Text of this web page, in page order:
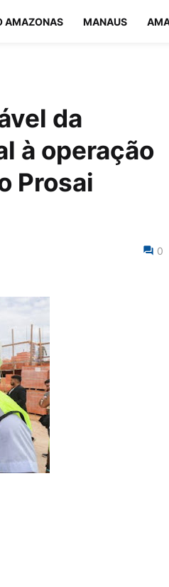
AMAZONAS MANAUS
da
à operação
Prosai
0